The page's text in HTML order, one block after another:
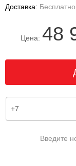
Доставка: Бесплатно
Цена: 48
Введите